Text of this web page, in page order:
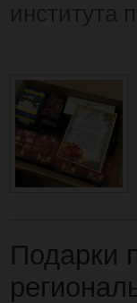
Подарки